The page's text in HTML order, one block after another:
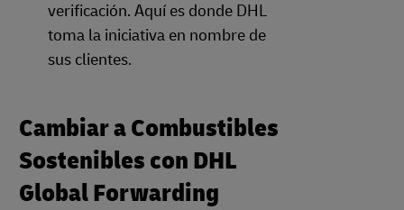
verificación. Aquí es donde DHL
toma la iniciativa en nombre de
sus clientes.
Cambiar a Combustibles
Sostenibles con DHL
Global Forwarding